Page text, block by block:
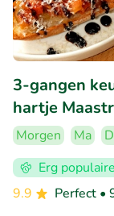
3-gangen
hartje
Morgen Ma
Erg
9.9
Perfect •